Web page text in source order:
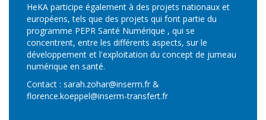
HeKA participe également à des projets nationaux et
européens, tels que des projets qui font partie du
programme PEPR Santé Numérique , qui se
concentrent, entre les différents aspects, sur le
développement et l'exploitation du concept de jumeau
numérique en santé.
Contact : sarah.zohar@inserm.fr&
florence.koeppel@inserm-transfert.fr